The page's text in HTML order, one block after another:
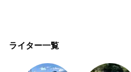
ライター一覧